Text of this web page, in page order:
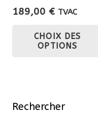
189,00 € TVAC
CHOIX DES
OPTIONS
Rechercher